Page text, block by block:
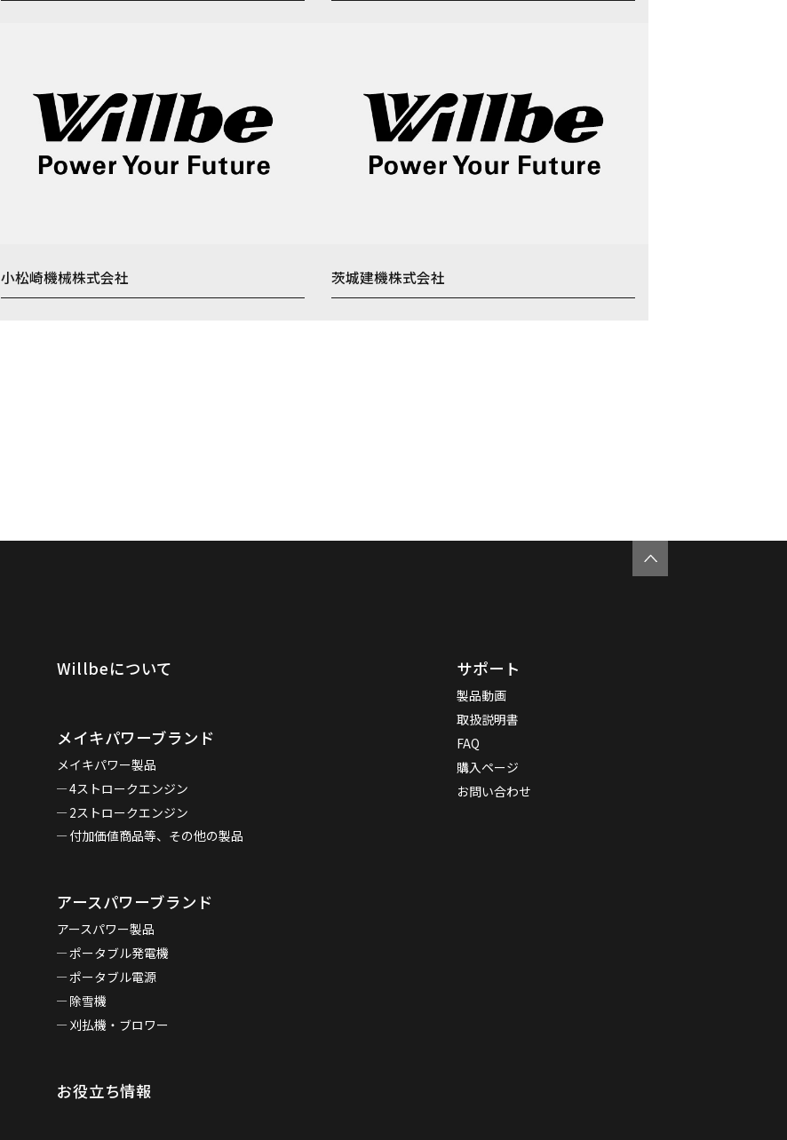
小松崎機械株式会社 茨城建機株式会社
Willbeについて
メイキパワーブランド
メイキパワー製品
4ストロークエンジン
2ストロークエンジン
付加価値商品等、その他の製品
アースパワーブランド
アースパワー製品
ポータブル発電機
ポータブル電源
除雪機
刈払機・ブロワー
お役立ち情報
サポート
製品動画
取扱説明書
FAQ
購入ページ
お問い合わせ